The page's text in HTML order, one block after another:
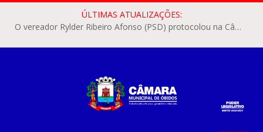
ÚLTIMAS ATUALIZAÇÕES:
O vereador Rylder Ribeiro Afonso (PSD) protocolou na Câmara Municipal de Óbidos o Requerimento nº 346/2026.